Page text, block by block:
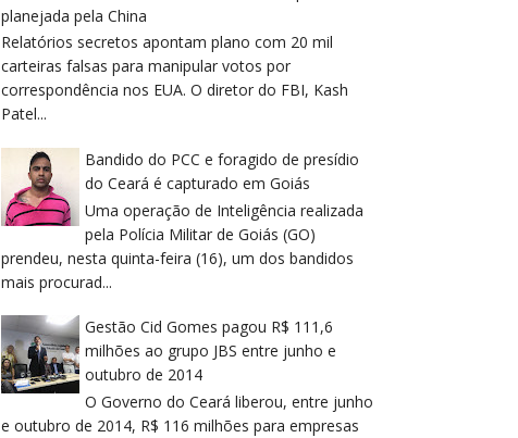
planejada pela China
Relatórios secretos apontam plano com 20 mil
carteiras falsas para manipular votos por
correspondência nos EUA. O diretor do FBI, Kash
Patel...
Bandido do PCC e foragido de presídio
do Ceará é capturado em Goiás
Uma operação de Inteligência realizada
pela Polícia Militar de Goiás (GO)
prendeu, nesta quinta-feira (16), um dos bandidos
mais procurad...
Gestão Cid Gomes pagou R$ 111,6
milhões ao grupo JBS entre junho e
outubro de 2014
O Governo do Ceará liberou, entre junho
e outubro de 2014, R$ 116 milhões para empresas